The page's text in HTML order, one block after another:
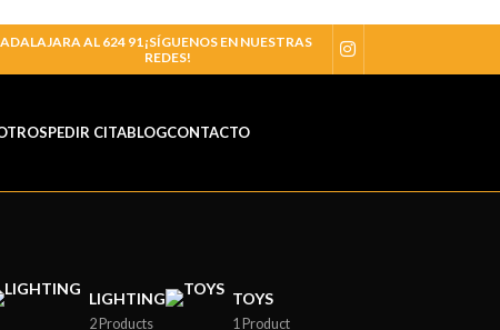
AL 624 91 ¡SÍGUENOS EN NUESTRAS
REDES!
PEDIR CITABLOGCONTACTO
LIGHTING
2 Products
TOYS
1 Product